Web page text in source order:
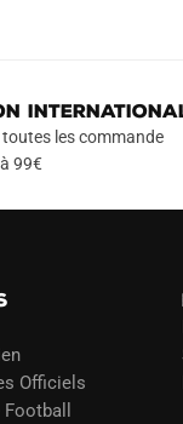
les commande
99€
Officiels